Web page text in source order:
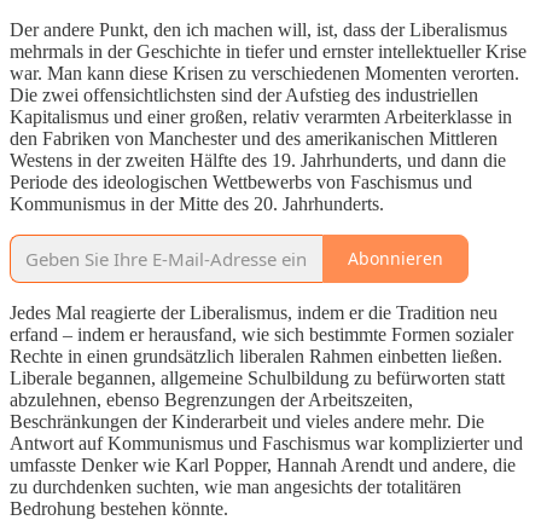
Der andere Punkt, den ich machen will, ist, dass der Liberalismus
mehrmals in der Geschichte in tiefer und ernster intellektueller Krise
war. Man kann diese Krisen zu verschiedenen Momenten verorten.
Die zwei offensichtlichsten sind der Aufstieg des industriellen
Kapitalismus und einer großen, relativ verarmten Arbeiterklasse in
den Fabriken von Manchester und des amerikanischen Mittleren
Westens in der zweiten Hälfte des 19. Jahrhunderts, und dann die
Periode des ideologischen Wettbewerbs von Faschismus und
Kommunismus in der Mitte des 20. Jahrhunderts.
Abonnieren
Jedes Mal reagierte der Liberalismus, indem er die Tradition neu
erfand – indem er herausfand, wie sich bestimmte Formen sozialer
Rechte in einen grundsätzlich liberalen Rahmen einbetten ließen.
Liberale begannen, allgemeine Schulbildung zu befürworten statt
abzulehnen, ebenso Begrenzungen der Arbeitszeiten,
Beschränkungen der Kinderarbeit und vieles andere mehr. Die
Antwort auf Kommunismus und Faschismus war komplizierter und
umfasste Denker wie Karl Popper, Hannah Arendt und andere, die
zu durchdenken suchten, wie man angesichts der totalitären
Bedrohung bestehen könnte.